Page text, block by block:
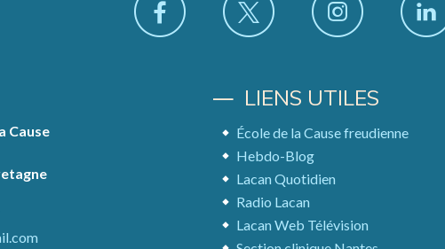
Cause
LIENS UTILES
École de la Cause freudienne
Hebdo-Blog
Lacan Quotidien
Radio Lacan
Lacan Web Télévision